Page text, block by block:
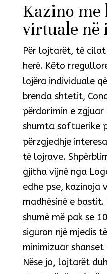
Kazino me
virtuale në
Për lojtarët, të cilat
herë. Këto
lojëra individuale
brenda shtetit,
përdorimin e
shumta softuerike
përzgjedhje
të lojrave.
gjitha vijnë nga
edhe pse, kazinoja
madhësinë e
shumë më pak se
siguron një mjedis
minimizuar
Nëse jo, lojtarët